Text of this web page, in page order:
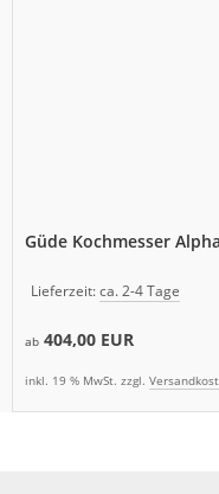
Güde Kochmesser
Lieferzeit:ca. 2-4 Tage
ab 404,00 EUR
inkl. 19 % MwSt. zzgl.